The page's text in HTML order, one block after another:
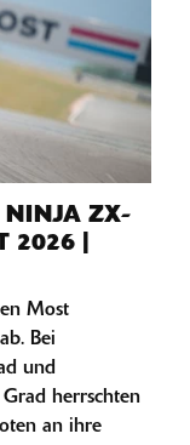
NINJA ZX-
2026 |
Most
Bei
und
herrschten
an ihre